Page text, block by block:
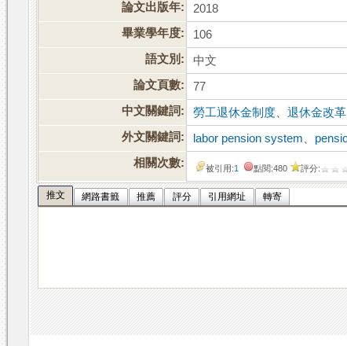
論文出版年:
2018
畢業學年度:
106
語文別:
中文
論文頁數:
77
中文關鍵詞:
勞工退休金制度 、退休金改革
外文關鍵詞:
labor pension system
相關次數:
被引用:1 點閱:480 評分:
推文 網路書籤 推薦 評分 引用網址 轉寄